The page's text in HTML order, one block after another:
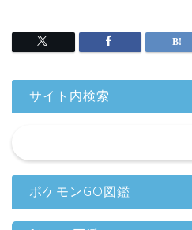
サイト内検索
ポケモンGO図鑑